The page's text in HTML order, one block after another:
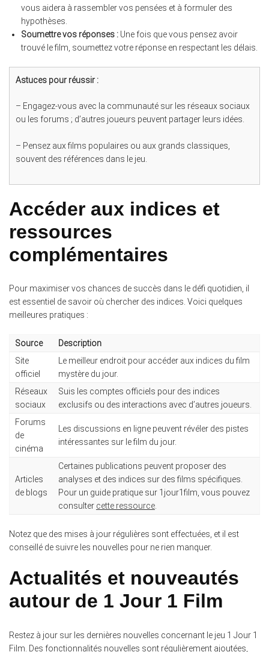
vous aidera à rassembler vos pensées et à formuler des
hypothèses.
Soumettre vos réponses : Une fois que vous pensez avoir
trouvé le film, soumettez votre réponse en respectant les délais.
Astuces pour réussir :
– Engagez-vous avec la communauté sur les réseaux sociaux
ou les forums ; d’autres joueurs peuvent partager leurs idées.
– Pensez aux films populaires ou aux grands classiques,
souvent des références dans le jeu.
Accéder aux indices et
ressources
complémentaires
Pour maximiser vos chances de succès dans le défi quotidien, il
est essentiel de savoir où chercher des indices. Voici quelques
meilleures pratiques :
Source
Description
Site
officiel
Le meilleur endroit pour accéder aux indices du film
mystère du jour.
Réseaux
sociaux
Suis les comptes officiels pour des indices
exclusifs ou des interactions avec d’autres joueurs.
Forums
de
cinéma
Les discussions en ligne peuvent révéler des pistes
intéressantes sur le film du jour.
Articles
de blogs
Certaines publications peuvent proposer des
analyses et des indices sur des films spécifiques.
Pour un guide pratique sur 1jour1film, vous pouvez
consulter cette ressource.
Notez que des mises à jour régulières sont effectuées, et il est
conseillé de suivre les nouvelles pour ne rien manquer.
Actualités et nouveautés
autour de 1 Jour 1 Film
Restez à jour sur les dernières nouvelles concernant le jeu 1 Jour 1
Film. Des fonctionnalités nouvelles sont régulièrement ajoutées,